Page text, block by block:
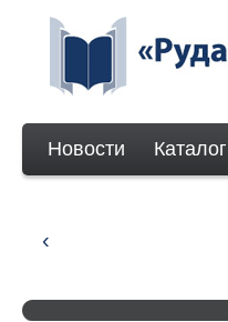
Новости Каталог